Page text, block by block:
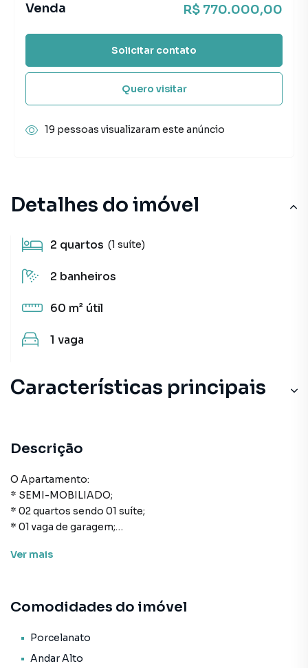
Detalhes do imóvel
2 quartos (1 suíte)
2 banheiros
60 m² útil
1 vaga
Características principais
Descrição
O Apartamento:
* SEMI-MOBILIADO;
* 02 quartos sendo 01 suíte;
* 01 vaga de garagem;
* Cozinha;
* Living para sala de estar e de jantar;
* Acabamento em gesso;
* Porcelanato;
Ver mais
Comodidades do imóvel
Porcelanato
Andar Alto
Venda R$ 770.000,00
Solicitar contato
Quero visitar
19 pessoas visualizaram este anúncio